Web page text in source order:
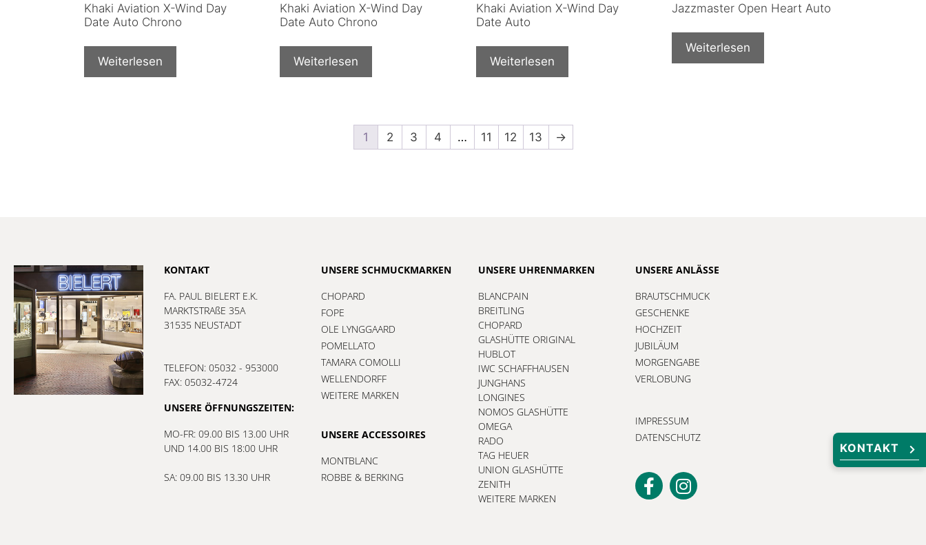
Khaki Aviation X-Wind Day
Date Auto Chrono
Weiterlesen
Khaki Aviation X-Wind Day
Date Auto Chrono
Weiterlesen
Khaki Aviation X-Wind Day
Date Auto
Weiterlesen
Jazzmaster Open Heart Auto
Weiterlesen
1 2 3 4 … 11 12 13 →
KONTAKT
FA. PAUL BIELERT E.K.
MARKTSTRAßE 35A
31535 NEUSTADT
TELEFON: 05032 - 953000
FAX: 05032-4724
UNSERE ÖFFNUNGSZEITEN:
MO-FR: 09.00 BIS 13.00 UHR
UND 14.00 BIS 18:00 UHR
SA: 09.00 BIS 13.30 UHR
UNSERE SCHMUCKMARKEN
CHOPARD
FOPE
OLE LYNGGAARD
POMELLATO
TAMARA COMOLLI
WELLENDORFF
WEITERE MARKEN
UNSERE ACCESSOIRES
MONTBLANC
ROBBE & BERKING
UNSERE UHRENMARKEN
BLANCPAIN
BREITLING
CHOPARD
GLASHÜTTE ORIGINAL
HUBLOT
IWC SCHAFFHAUSEN
JUNGHANS
LONGINES
NOMOS GLASHÜTTE
OMEGA
RADO
TAG HEUER
UNION GLASHÜTTE
ZENITH
WEITERE MARKEN
UNSERE ANLÄSSE
BRAUTSCHMUCK
GESCHENKE
HOCHZEIT
JUBILÄUM
MORGENGABE
VERLOBUNG
IMPRESSUM
DATENSCHUTZ
KONTAKT